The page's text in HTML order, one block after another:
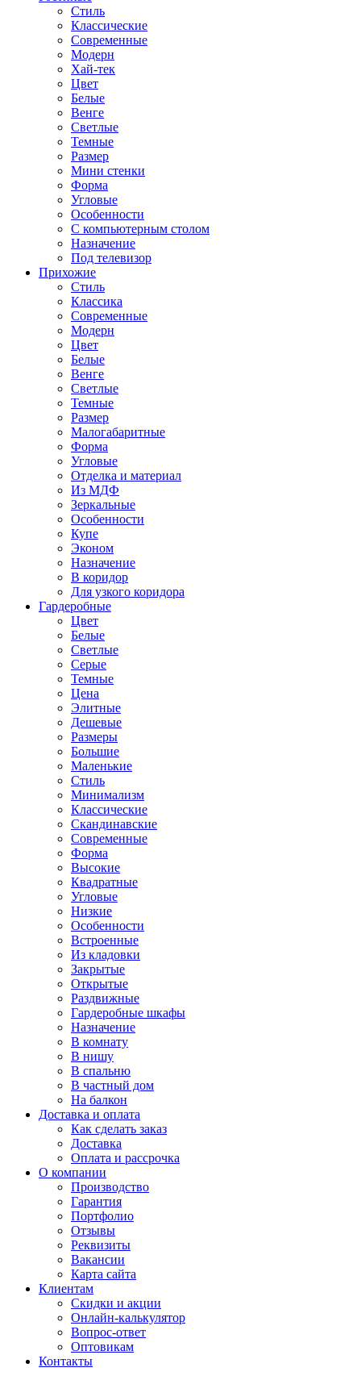
Стиль
Классические
Современные
Модерн
Хай-тек
Цвет
Белые
Венге
Светлые
Темные
Размер
Мини стенки
Форма
Угловые
Особенности
С компьютерным столом
Назначение
Под телевизор
Прихожие
Стиль
Классика
Современные
Модерн
Цвет
Белые
Венге
Светлые
Темные
Размер
Малогабаритные
Форма
Угловые
Отделка и материал
Из МДФ
Зеркальные
Особенности
Купе
Эконом
Назначение
В коридор
Для узкого коридора
Гардеробные
Цвет
Белые
Светлые
Серые
Темные
Цена
Элитные
Дешевые
Размеры
Большие
Маленькие
Стиль
Минимализм
Классические
Скандинавские
Современные
Форма
Высокие
Квадратные
Угловые
Низкие
Особенности
Встроенные
Из кладовки
Закрытые
Открытые
Раздвижные
Гардеробные шкафы
Назначение
В комнату
В нишу
В спальню
В частный дом
На балкон
Доставка и оплата
Как сделать заказ
Доставка
Оплата и рассрочка
О компании
Производство
Гарантия
Портфолио
Отзывы
Реквизиты
Вакансии
Карта сайта
Клиентам
Скидки и акции
Онлайн-калькулятор
Вопрос-ответ
Оптовикам
Контакты